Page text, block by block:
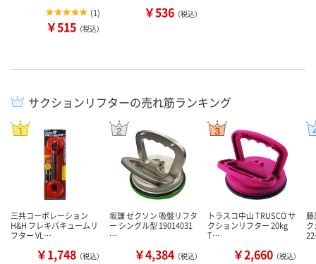
(1)
￥515 （税込）
￥536 （税込）
サクションリフターの売れ筋ランキング
三共コーポレーション
H&H フレキバキュームリ
フター VL…
￥1,748 （税込）
坂謙 ゼクソン 吸盤リフタ
ー シングル型 19014031
…
￥4,384 （税込）
トラスコ中山 TRUSCO サ
クションリフター 20kg
T…
￥2,660 （税込）
藤